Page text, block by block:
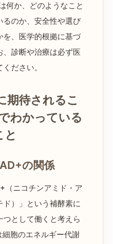
何か、どのようなこと
るのか、安全性や選び
を、医学的根拠に基づ
、診断や治療は必ず医
ださい。
期待されるこ
わかっている
と
の関係
（ニコチンアミド・ア
ド）」という補酵素に
として働くと考えら
胞のエネルギー代謝